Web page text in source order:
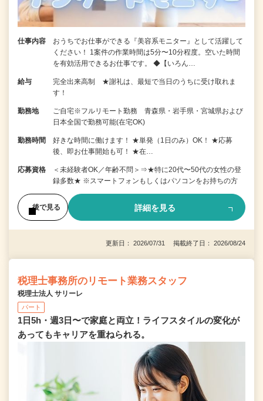
仕事内容
おうちでお仕事ができる『美容系モニター』として活躍して
ください！ 1案件の作業時間は5分〜10分程度。空いた時間
を有効活用できるお仕事です。 ◆【いろん…
給与
完全出来高制 ★謝礼は、最短で当日のうちに受け取れま
す！
勤務地
ご自宅※フルリモート勤務 青森県・岩手県・宮城県および
日本全国で勤務可能(在宅OK)
勤務時間
好きな時間に働けます！ ★単発（1日のみ）OK！ ★応募
後、即お仕事開始も可！ ★在…
応募資格
＜未経験者OK／年齢不問＞⇒★特に20代〜50代の女性の登
録多数★ ※スマートフォンもしくはパソコンをお持ちの方
後で見る 詳細を見る
更新日： 2026/07/31 掲載終了日： 2026/08/24
税理士事務所のリモート業務スタッフ
税理士法人 サリーレ
パート
1日5h・週3日〜で家庭と両立！ライフスタイルの変化が
あってもキャリアを重ねられる。